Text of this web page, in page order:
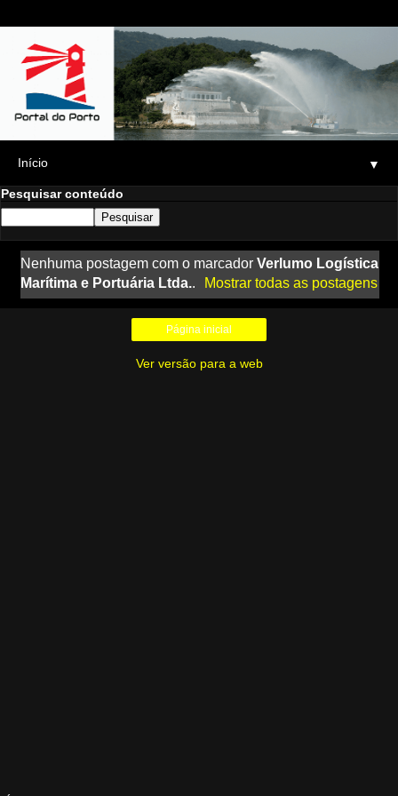
▼
Pesquisar conteúdo
Nenhuma postagem com o marcador Verlumo Logística
Marítima e Portuária Ltda.. Mostrar todas as postagens
Página inicial
Ver versão para a web